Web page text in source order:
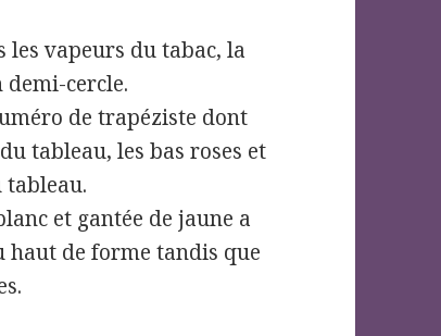
les vapeurs du tabac, la
demi-cercle.
de trapéziste dont
tableau, les bas roses et
tableau.
et gantée de jaune a
haut de forme tandis que